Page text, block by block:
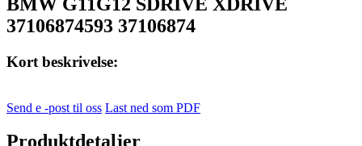
37106874593 37106874
Kort beskrivelse:
Send e -post til oss Last ned som PDF
Produktdetaljer